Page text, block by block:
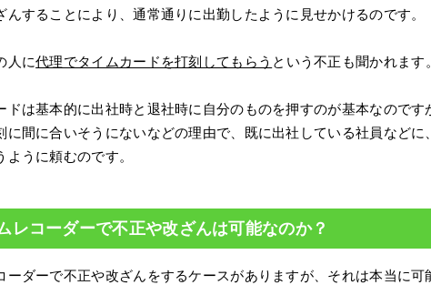
んすることにより、通常通りに出勤したように見せかけるのです。
人に代理でタイムカードを打刻してもらう という不正も聞かれます。
ドは基本的に出社時と退社時に自分のものを押すのが基本なのです
に間に合いそうにないなどの理由で、既に出社している社員などに
ように頼むのです。
レコーダーで不正や改ざんは可能なのか？
ーダーで不正や改ざんをするケースがありますが、それは本当に可